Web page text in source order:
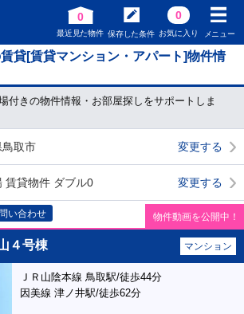
0
最近見た物件 保存した条件
0
お気に入り メニュー
貸[賃貸マンション・アパート]物件情
付きの物件情報・お部屋探しをサポートしま
鳥取市 変更する
賃貸物件 ダブル0 変更する
い合わせ 物件動画を公開中！
４号棟 マンション
ＪＲ山陰本線 鳥取駅/徒歩44分
因美線 津ノ井駅/徒歩62分